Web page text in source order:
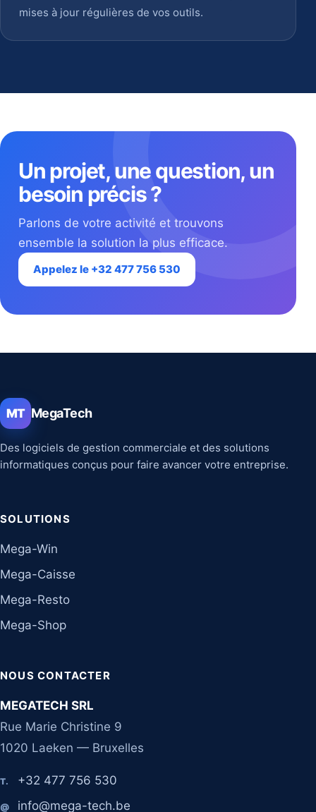
mises à jour régulières de vos outils.
Un projet, une question, un
besoin précis ?
Parlons de votre activité et trouvons
ensemble la solution la plus efficace.
Appelez le +32 477 756 530
MT MegaTech
Des logiciels de gestion commerciale et des solutions
informatiques conçus pour faire avancer votre entreprise.
SOLUTIONS
Mega-Win
Mega-Caisse
Mega-Resto
Mega-Shop
NOUS CONTACTER
MEGATECH SRL
Rue Marie Christine 9
1020 Laeken — Bruxelles
T. +32 477 756 530
@ info@mega-tech.be